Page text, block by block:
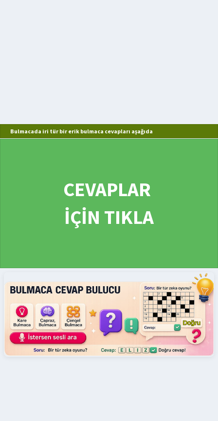
Bulmacada iri tür bir erik bulmaca cevapları aşağıda
CEVAPLAR
İÇİN TIKLA